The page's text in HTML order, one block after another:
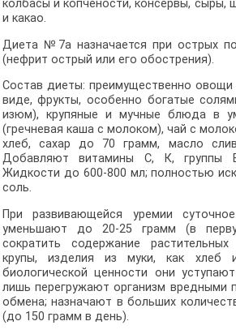
колбасы и копчености, консервы, сыры,
и какао.
Диета №7а назначается при острых
(нефрит острый или его обострения).
Состав диеты: преимущественно овощи
виде, фрукты, особенно богатые
изюм), крупяные и мучные блюда в
(гречневая каша с молоком), чай с
хлеб, сахар до 70 грамм, масло
Добавляют витамины С, К, группы
Жидкости до 600-800 мл; полностью
соль.
При развивающейся уремии
уменьшают до 20-25 грамм (в
сократить содержание
крупы, изделия из муки, как хлеб
биологической ценности они
лишь перегружают организм вредными
обмена; назначают в больших
(до 150 грамм в день).